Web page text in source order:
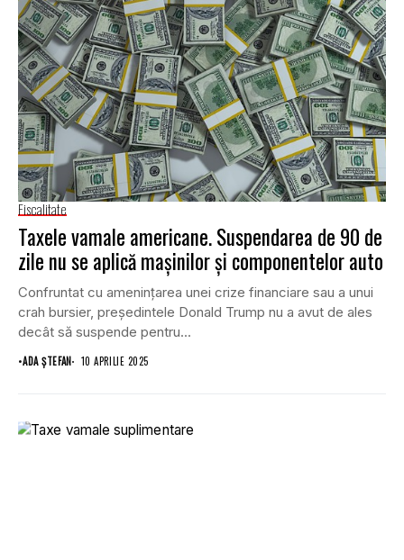
Fiscalitate
Taxele vamale americane. Suspendarea de 90 de
zile nu se aplică mașinilor și componentelor auto
Confruntat cu amenințarea unei crize financiare sau a unui
crah bursier, președintele Donald Trump nu a avut de ales
decât să suspende pentru...
•ADA ȘTEFAN 10 APRILIE 2025